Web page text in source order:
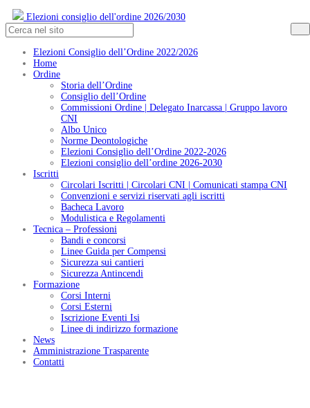
Elezioni consiglio dell'ordine 2026/2030
Elezioni Consiglio dell’Ordine 2022/2026
Home
Ordine
Storia dell’Ordine
Consiglio dell’Ordine
Commissioni Ordine | Delegato Inarcassa | Gruppo lavoro
CNI
Albo Unico
Norme Deontologiche
Elezioni Consiglio dell’Ordine 2022-2026
Elezioni consiglio dell’ordine 2026-2030
Iscritti
Circolari Iscritti | Circolari CNI | Comunicati stampa CNI
Convenzioni e servizi riservati agli iscritti
Bacheca Lavoro
Modulistica e Regolamenti
Tecnica – Professioni
Bandi e concorsi
Linee Guida per Compensi
Sicurezza sui cantieri
Sicurezza Antincendi
Formazione
Corsi Interni
Corsi Esterni
Iscrizione Eventi Isi
Linee di indirizzo formazione
News
Amministrazione Trasparente
Contatti